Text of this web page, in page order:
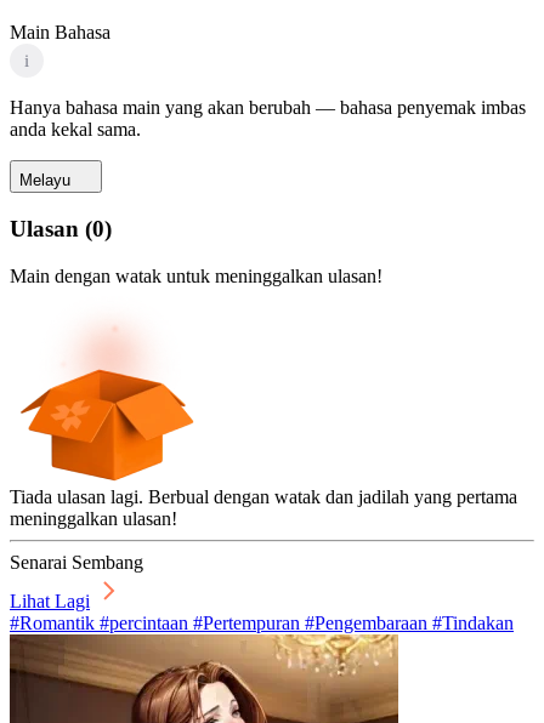
Main Bahasa
i
Hanya bahasa main yang akan berubah — bahasa penyemak imbas
anda kekal sama.
Melayu
Ulasan (0)
Main dengan watak untuk meninggalkan ulasan!
Tiada ulasan lagi. Berbual dengan watak dan jadilah yang pertama
meninggalkan ulasan!
Senarai Sembang
Lihat Lagi
#Romantik #percintaan #Pertempuran #Pengembaraan #Tindakan